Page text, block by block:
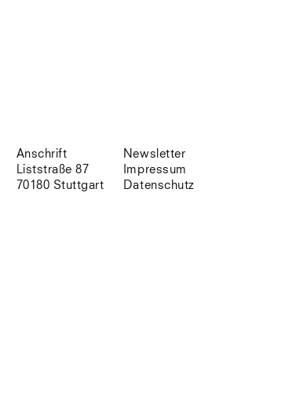
Anschrift
Liststraße 87
70180 Stuttgart
Newsletter
Impressum
Datenschutz